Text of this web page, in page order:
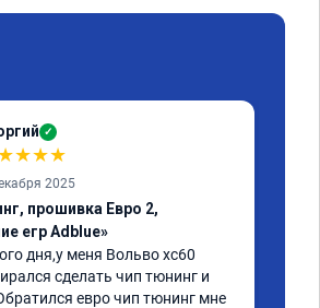
✓
★★★
2025
прошивка Евро 2,
егр Adblue»
дня,у меня Вольво xc60
сделать чип тюнинг и
евро чип тюнинг мне